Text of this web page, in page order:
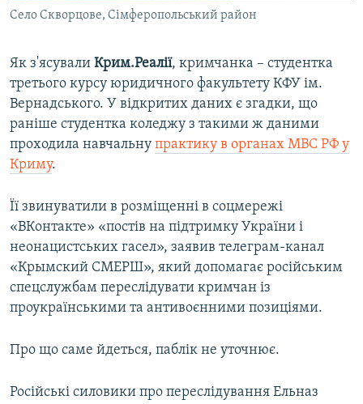
Село Скворцове, Сімферопольський район
Як з'ясували Крим.Реалії, кримчанка – студентка
третього курсу юридичного факультету КФУ ім.
Вернадського. У відкритих даних є згадки, що
раніше студентка коледжу з такими ж даними
проходила навчальну практику в органах МВС РФ у
Криму.
Її звинуватили в розміщенні в соцмережі
«ВКонтакте» «постів на підтримку України і
неонацистських гасел», заявив телеграм-канал
«Крымский СМЕРШ», який допомагає російським
спецслужбам переслідувати кримчан із
проукраїнськими та антивоєнними позиціями.
Про що саме йдеться, паблік не уточнює.
Російські силовики про переслідування Ельназ